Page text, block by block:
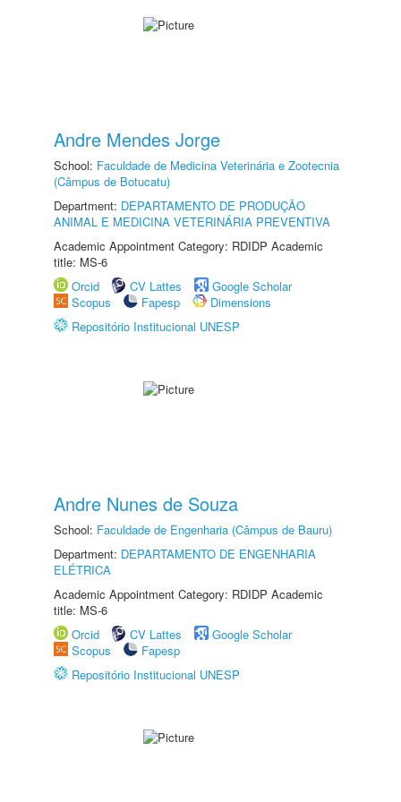
Andre Mendes Jorge
School: Faculdade de Medicina Veterinária e Zootecnia
(Câmpus de Botucatu)
Department: DEPARTAMENTO DE PRODUÇÃO
ANIMAL E MEDICINA VETERINÁRIA PREVENTIVA
Academic Appointment Category: RDIDP Academic
title: MS-6
Orcid
CV Lattes
Google Scholar
Scopus
Fapesp
Dimensions
Repositório Institucional UNESP
Andre Nunes de Souza
School: Faculdade de Engenharia (Câmpus de Bauru)
Department: DEPARTAMENTO DE ENGENHARIA
ELÉTRICA
Academic Appointment Category: RDIDP Academic
title: MS-6
Orcid
CV Lattes
Google Scholar
Scopus
Fapesp
Repositório Institucional UNESP